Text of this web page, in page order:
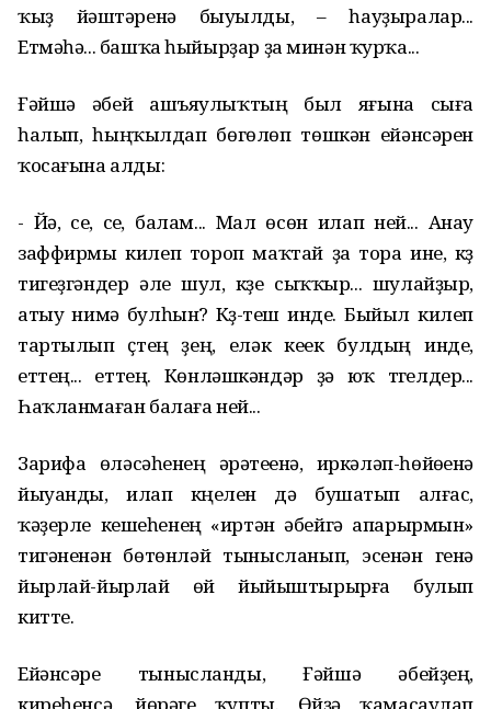
ҡыҙ йәштәренә быуылды, – һауҙыралар...
Етмәһә... башҡа һыйырҙар ҙа минән ҡурҡа...
Ғәйшә әбей ашъяулыҡтың был яғына сыға
һалып, һыңҡылдап бөгөлөп төшкән ейәнсәрен
ҡосағына алды:
- Йә, сеү, сеү, балам... Мал өсөн илап ней... Анау
заффирмы килеп тороп маҡтай ҙа тора ине, күҙ
тигеҙгәндер әле шул, күҙе сыҡҡыр... шулайҙыр,
атыу нимә булһын? Күҙ-теш инде. Быйыл килеп
тартылып үҫтең үҙең, еләк кеүек булдың инде,
еттең... еттең. Көнләшкәндәр ҙә юҡ түгелдер...
Һаҡланмаған балаға ней...
Зарифа өләсәһенең әүрәтеүенә, иркәләп-һөйөүенә
йыуанды, илап күңелен дә бушатып алғас,
ҡәҙерле кешеһенең «иртән әбейгә апарырмын»
тигәненән бөтөнләй тынысланып, эсенән генә
йырлай-йырлай өй йыйыштырырға булып
китте.
Ейәнсәре тынысланды, Ғәйшә әбейҙең,